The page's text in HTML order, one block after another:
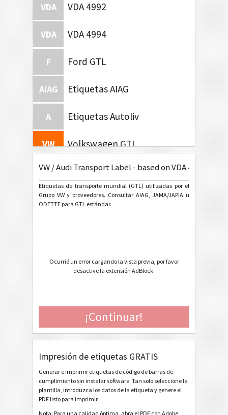
VDA VDA 4992
VDA VDA 4994
F Ford GTL
AIAG Etiquetas AIAG
A Etiquetas Autoliv
VW Volkswagen GTL
VW GTL Single Label Innere Verpackung
VW GTL Single Label Vereinfachte Ladeeinheit
VW GTL Master Label Homogeneous Load
VW / Audi Transport Label - based on VDA 4902-3/4
Caterpillar
GS1 Etiquetas GS1
O Odette
G Galia
VW / Audi Transport Label - based on VDA 4902-3/4
Etiquetas de transporte mundial (GTL) utilizadas por el
Grupo VW y proveedores. Consultar AIAG, JAMA/JAPIA u
ODETTE para GTL estándar.
Ocurrió un error cargando la vista previa, por favor
desactive la extensión AdBlock.
¡Continuar!
Impresión de etiquetas GRATIS
Generar e imprimir etiquetas de código de barras de
cumplimiento sin instalar software. Tan solo seleccione la
plantilla, introduzca los datos de la etiqueta y genere el
PDF listo para imprimir.
Nota: Para una calidad óptima, abra el PDF con Adobe